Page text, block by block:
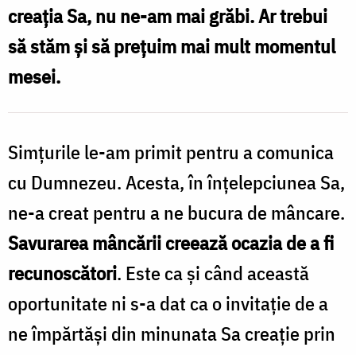
creația Sa, nu ne-am mai grăbi. Ar trebui
să stăm și să prețuim mai mult momentul
mesei.
Simțurile le-am primit pentru a comunica
cu Dumnezeu. Acesta, în înțelepciunea Sa,
ne-a creat pentru a ne bucura de mâncare.
Savurarea mâncării creează ocazia de a fi
recunoscători. Este ca și când această
oportunitate ni s-a dat ca o invitație de a
ne împărtăși din minunata Sa creație prin